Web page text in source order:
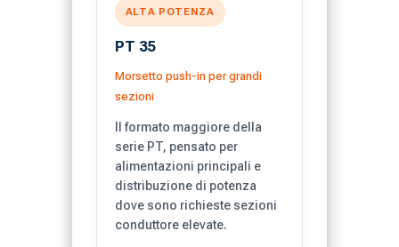
ALTA POTENZA
PT 35
Morsetto push-in per grandi
sezioni
Il formato maggiore della
serie PT, pensato per
alimentazioni principali e
distribuzione di potenza
dove sono richieste sezioni
conduttore elevate.